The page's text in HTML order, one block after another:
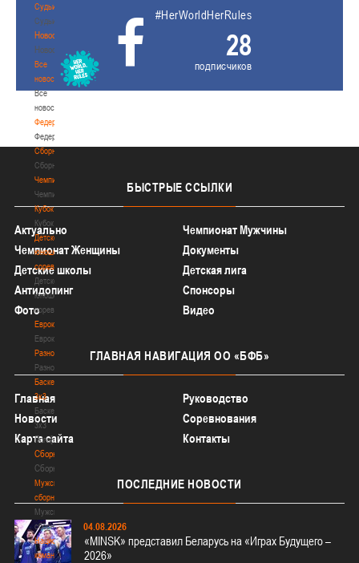
Судьи
Судьи
Новости
Новости
Все
новости
Все
новости
Федерация
Федерация
Сборные
Сборные
Чемпионат
Чемпионат
Кубок
Кубок
Детско-
юношеские
соревнования
Детско-
юношеские
соревнования
Еврокубки
Еврокубки
Разное
Разное
Баскетбол
3х3
Баскетбол
3х3
Лого[modid=121]
Сборные
Сборные
Мужские
сборные
Мужские
сборные
Национальная
команда
#HerWorldHerRules
28
подписчиков
БЫСТРЫЕ ССЫЛКИ
Актуально
Чемпионат Мужчины
Чемпионат Женщины
Документы
Детские школы
Детская лига
Антидопинг
Спонсоры
Фото
Видео
ГЛАВНАЯ НАВИГАЦИЯ ОО «БФБ»
Главная
Руководство
Новости
Соревнования
Карта сайта
Контакты
ПОСЛЕДНИЕ НОВОСТИ
04.08.2026
«MINSK» представил Беларусь на «Играх Будущего –
2026»